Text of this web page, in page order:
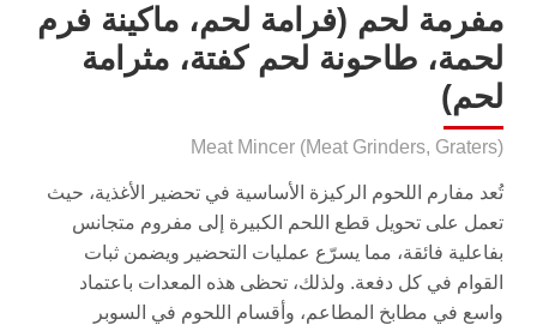
مفرمة لحم (فرامة لحم، ماكينة فرم
لحمة، طاحونة لحم كفتة، مثرامة
لحم)
Meat Mincer (Meat Grinders, Graters)
تُعد مفارم اللحوم الركيزة الأساسية في تحضير الأغذية، حيث
تعمل على تحويل قطع اللحم الكبيرة إلى مفروم متجانس
بفاعلية فائقة، مما يسرّع عمليات التحضير ويضمن ثبات
القوام في كل دفعة. ولذلك، تحظى هذه المعدات باعتماد
واسع في مطابخ المطاعم، وأقسام اللحوم في السوبر